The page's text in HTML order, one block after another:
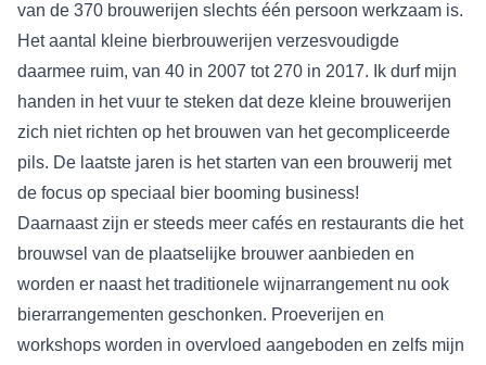
van de 370 brouwerijen slechts één persoon werkzaam is.
Het aantal kleine bierbrouwerijen verzesvoudigde
daarmee ruim, van 40 in 2007 tot 270 in 2017. Ik durf mijn
handen in het vuur te steken dat deze kleine brouwerijen
zich niet richten op het brouwen van het gecompliceerde
pils. De laatste jaren is het starten van een brouwerij met
de focus op speciaal bier booming business!
Daarnaast zijn er steeds meer cafés en restaurants die het
brouwsel van de plaatselijke brouwer aanbieden en
worden er naast het traditionele wijnarrangement nu ook
bierarrangementen geschonken. Proeverijen en
workshops worden in overvloed aangeboden en zelfs mijn